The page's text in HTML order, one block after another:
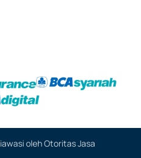
oleh Otoritas Jasa